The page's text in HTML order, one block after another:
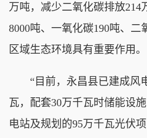
万吨，减少二氧化碳排放214
8000吨、一氧化碳190吨、二
区域生态环境具有重要作用。
“目前，永昌县已建成风
瓦，配套30万千瓦时储能设
电站及规划的95万千瓦光伏